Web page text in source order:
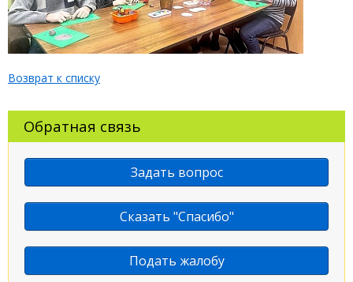
Возврат к списку
Обратная связь
Задать вопрос
Сказать "Спасибо"
Подать жалобу